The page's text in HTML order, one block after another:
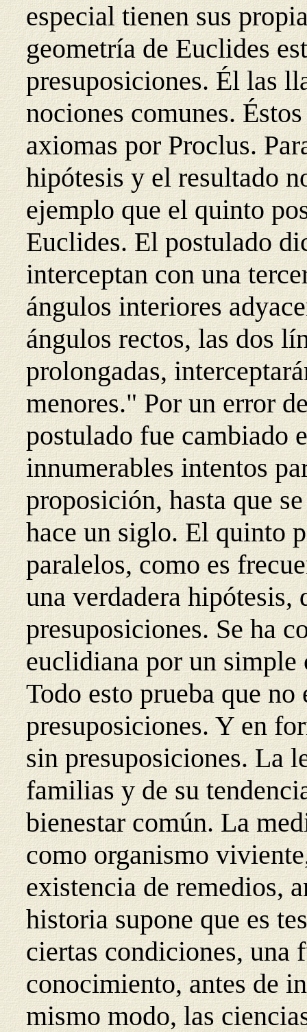
especial tienen sus
geometría de Euclides
presuposiciones. Él las
nociones comunes.
axiomas por Proclus.
hipótesis y el resultado
ejemplo que el quinto
Euclides. El postulado
interceptan con una
ángulos interiores
ángulos rectos, las dos
prolongadas,
menores." Por un error
postulado fue cambiado
innumerables intentos
proposición, hasta que
hace un siglo. El quinto
paralelos, como es
una verdadera hipótesis,
presuposiciones. Se ha
euclidiana por un
Todo esto prueba que
presuposiciones. Y en
sin presuposiciones. La
familias y de su
bienestar común. La
como organismo
existencia de remedios,
historia supone que es
ciertas condiciones, una
conocimiento, antes de
mismo modo, las